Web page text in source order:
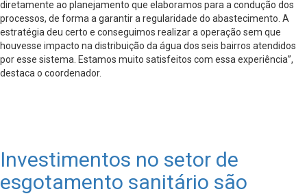
diretamente ao planejamento que elaboramos para a condução dos
processos, de forma a garantir a regularidade do abastecimento. A
estratégia deu certo e conseguimos realizar a operação sem que
houvesse impacto na distribuição da água dos seis bairros atendidos
por esse sistema. Estamos muito satisfeitos com essa experiência”,
destaca o coordenador.
Investimentos no setor de
esgotamento sanitário são